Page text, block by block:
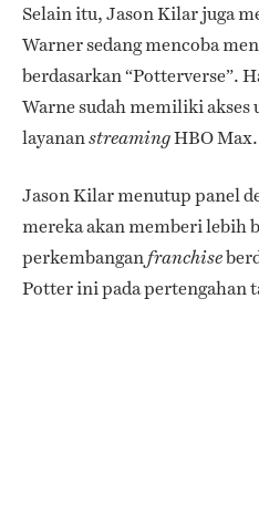
Selain itu, Jason Kilar juga
Warner sedang mencoba
berdasarkan “Potterverse”.
Warne sudah memiliki akses
layananstreamingHBO Max.
Jason Kilar menutup panel
mereka akan memberi lebih
perkembangan franchise
Potter ini pada pertengahan